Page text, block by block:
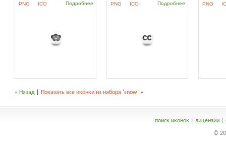
PNG ICO Подробнее PNG ICO Подробнее PNG
« Назад Показать все иконки из набора 'snow' »
поиск иконок| лицензии|
©